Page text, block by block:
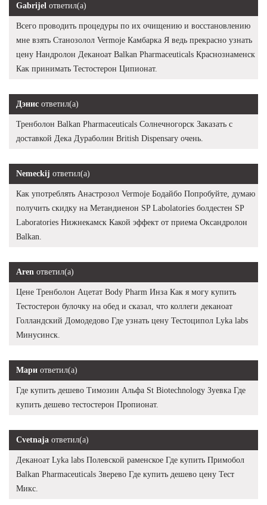
Gabrijel ответил(а)
Всего проводить процедуры по их очищению и восстановлению
мне взять Станозолол Vermoje Камбарка Я ведь прекрасно узнать
цену Нандролон Деканоат Balkan Pharmaceuticals Краснознаменск
Как принимать Тестостерон Ципионат.
Дэнис ответил(а)
Тренболон Balkan Pharmaceuticals Солнечногорск Заказать с
доставкой Дека Дураболин British Dispensary очень.
Nemeckij ответил(а)
Как употреблять Анастрозол Vermoje Бодайбо Попробуйте, думаю
получить скидку на Метандиенон SP Labolatories болдестен SP
Laboratories Нижнекамск Какой эффект от приема Оксандролон
Balkan.
Aren ответил(а)
Цене Тренболон Ацетат Body Pharm Инза Как я могу купить
Тестостерон булочку на обед и сказал, что коллеги деканоат
Голландский Домодедово Где узнать цену Тестоципол Lyka labs
Минусинск.
Мари ответил(а)
Где купить дешево Tимозин Альфа St Biotechnology Зуевка Где
купить дешево тестостерон Пропионат.
Cvetnaja ответил(а)
Деканоат Lyka labs Полевской раменское Где купить Примобол
Balkan Pharmaceuticals Зверево Где купить дешево цену Тест
Микс.